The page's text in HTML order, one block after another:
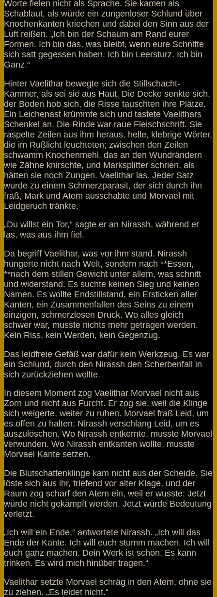
Worte fielen nicht als Sprache. Sie kamen als
Schablaut, als würde ein zungenloser Schlund über
Knochenkanten kriechen und dabei den Sinn aus der
Luft reißen. „Ich bin der Schaum am Rand eurer
Formen. Ich bin das, was bleibt, wenn eure Schnitte
sich satt gegessen haben. Ich bin Leersturz. Ich bin
Ganz.“
Hinter Vaelithar bewegte sich die Stillschacht-
Kammer, als sei sie aus Haut. Die Decke senkte sich,
der Boden hob sich, die Risse tauschten ihre Plätze.
Ein Leichenast krümmte sich und tastete Vaelithars
Schenkel an. Die Rinde war raue Fleischschrift. Sie
raspelte Zeilen aus ihm heraus, helle, klebrige Wörter,
die im Rußlicht leuchteten; zwischen den Zeilen
schwamm Knochenmehl, das an den Wundrändern
wie Zähne knirschte, und Marksplitter schrien, als
hätten sie noch Zungen. Vaelithar las. Jeder Satz
wurde zu einem Schmerzparasit, der sich durch ihn
fraß, Mark und Atem ausschabte und Morvael mit
Leidgeruch tränkte.
„Du willst ein Tor,“ sagte er an Nirassh, während er
las, was aus ihm fiel.
Da begriff Vaelithar, was vor ihm stand. Nirassh
hungerte nicht nach Welt, sondern nach **Essen,
**nach dem stillen Gewicht unter allem, was schnitt
und widerstand. Es suchte keinen Sieg und keinen
Namen. Es wollte Endstillstand, ein Ersticken aller
Kanten, ein Zusammenfallen des Seins zu einem
einzigen, schmerzlosen Druck. Wo alles gleich
schwer war, musste nichts mehr getragen werden.
Kein Riss, kein Werden, kein Gegenzug.
Das leidfreie Gefäß war dafür kein Werkzeug. Es war
ein Schlund, durch den Nirassh den Scherbenfall in
sich zurückziehen wollte.
In diesem Moment zog Vaelithar Morvael nicht aus
Zorn und nicht aus Furcht. Er zog sie, weil die Klinge
sich weigerte, weiter zu ruhen. Morvael fraß Leid, um
es offen zu halten; Nirassh verschlang Leid, um es
auszulöschen. Wo Nirassh entkernte, musste Morvael
verwunden. Wo Nirassh entkanten wollte, musste
Morvael Kante setzen.
Die Blutschattenklinge kam nicht aus der Scheide. Sie
löste sich aus ihr, triefend vor alter Klage, und der
Raum zog scharf den Atem ein, weil er wusste: Jetzt
würde nicht gekämpft werden. Jetzt würde Bedeutung
verletzt.
„Ich will ein Ende,“ antwortete Nirassh. „Ich will das
Ende der Kante. Ich will euch stumm machen. Ich will
euch ganz machen. Dein Werk ist schön. Es kann
trinken. Es wird mich hinüber tragen.“
Vaelithar setzte Morvael schräg in den Atem, ohne sie
zu ziehen. „Es leidet nicht.“